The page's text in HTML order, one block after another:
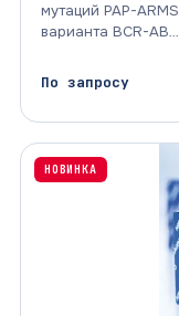
мутаций PAP-
варианта BCR-AB…
По запросу
НОВИНКА